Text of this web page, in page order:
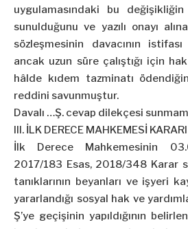
uygulamasındaki bu değişikliğin
sunulduğunu ve yazılı onayı
sözleşmesinin davacının
ancak uzun süre çalıştığı için
hâlde kıdem tazminatı
reddini savunmuştur.
Davalı …Ş. cevap dilekçesi
III. İLK DERECE MAHKEMESİ KARARI
İlk Derece Mahkemesinin
2017/183 Esas, 2018/348 Karar
tanıklarının beyanları ve işyeri
yararlandığı sosyal hak ve
Ş’ye geçişinin yapıldığının